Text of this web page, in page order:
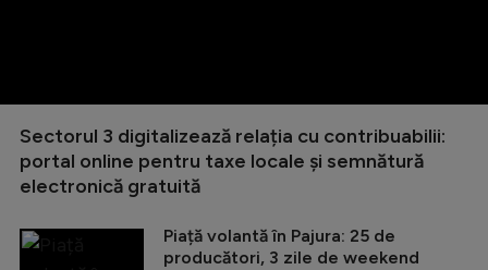
Sectorul 3 digitalizează relația cu contribuabilii:
portal online pentru taxe locale și semnătură
electronică gratuită
Piață volantă în Pajura: 25 de
producători, 3 zile de weekend